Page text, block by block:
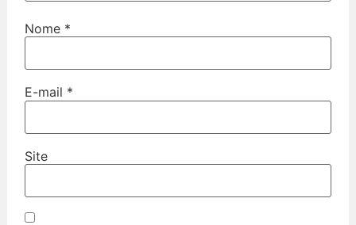
Nome *
E-mail *
Site